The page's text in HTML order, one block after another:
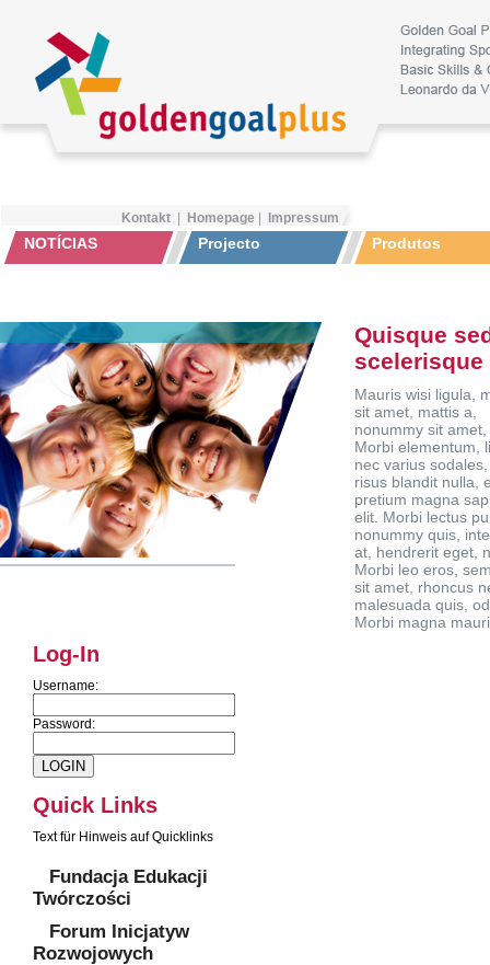
Kontakt Homepage Impressum
NOTÍCIAS Projecto Produtos
Quisque
scelerisque
Mauris wisi ligula,
sit amet, mattis a,
nonummy sit amet,
Morbi elementum,
nec varius
risus blandit nulla,
pretium magna
elit. Morbi lectus
nonummy quis,
at, hendrerit eget,
Morbi leo eros,
sit amet, rhoncus
malesuada quis,
Morbi magna
Log-In
Username:
Password:
Quick Links
Text für Hinweis auf Quicklinks
Fundacja Edukacji
Twórczości
Forum Inicjatyw
Rozwojowych